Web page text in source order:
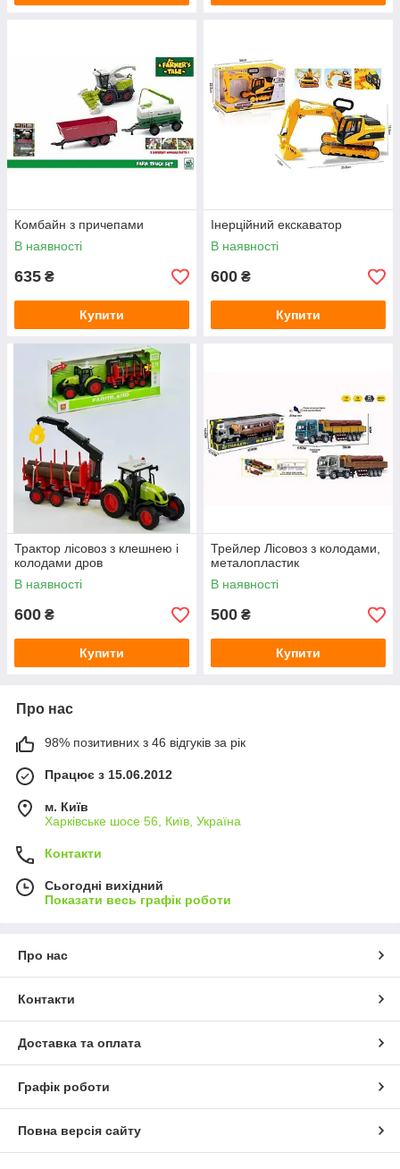
Комбайн з причепами
В наявності
635 ₴
Купити
Інерційний екскаватор
В наявності
600 ₴
Купити
Трактор лісовоз з клешнею і
колодами дров
В наявності
600 ₴
Купити
Трейлер Лісовоз з колодами,
металопластик
В наявності
500 ₴
Купити
Про нас
98% позитивних з 46 відгуків за рік
Працює з 15.06.2012
м. Київ
Харківське шосе 56, Київ, Україна
Контакти
Сьогодні вихідний
Показати весь графік роботи
Про нас
Контакти
Доставка та оплата
Графік роботи
Повна версія сайту